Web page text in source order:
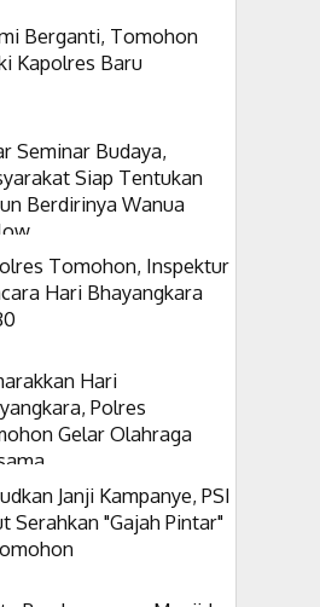
Berganti, Tomohon
Kapolres Baru
Seminar Budaya,
Siap Tentukan
Berdirinya Wanua
Tomohon, Inspektur
Hari Bhayangkara
Hari
Polres
Gelar Olahraga
Janji Kampanye, PSI
Serahkan "Gajah Pintar"